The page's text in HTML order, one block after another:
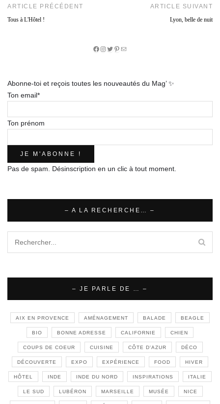
ARTICLE PRÉCÉDENT
Tous à L'Hôtel !
ARTICLE SUIVANT
Lyon, belle de nuit
Facebook
Instagram
Twitter
Pinterest
E-
Abonne-toi et reçois toutes les nouveautés du Mag’ ✨
Ton email*
Ton prénom
Pas de spam. Désinscription en un clic à tout moment.
– A LA RECHERCHE… –
– JE PARLE DE … –
AIX EN PROVENCE AMÉNAGEMENT BALADE BEAGLE
BIO BONNE ADRESSE CALIFORNIE CHIEN
COUPS DE COEUR CUISINE CÔTE D'AZUR DÉCO
DÉCOUVERTE EXPO EXPÉRIENCE FOOD HIVER
HÔTEL INDE INDE DU NORD INSPIRATIONS ITALIE
LE SUD LUBÉRON MARSEILLE MUSÉE NICE